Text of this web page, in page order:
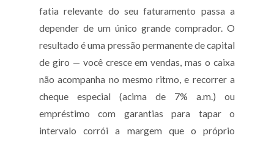
fatia relevante do seu faturamento passa a
depender de um único grande comprador. O
resultado é uma pressão permanente de capital
de giro — você cresce em vendas, mas o caixa
não acompanha no mesmo ritmo, e recorrer a
cheque especial (acima de 7% a.m.) ou
empréstimo com garantias para tapar o
intervalo corrói a margem que o próprio